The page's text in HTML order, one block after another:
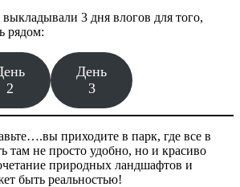
3 дня влогов для того,
рядом:
2
День
3
приходите в парк, где все в
там не просто удобно, но и красиво
природных ландшафтов и
быть реальностью!